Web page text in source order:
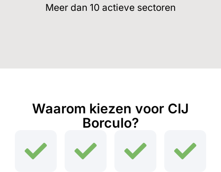
Meer dan 10 actieve sectoren
Waarom kiezen voor CIJ
Borculo?